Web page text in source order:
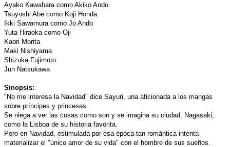
Ayako Kawahara como Akiko Ando
Tsuyoshi Abe como Koji Honda
Ikki Sawamura como Jo Ando
Yuta Hiraoka como Oji
Kaori Morita
Maki Nishiyama
Shizuka Fujimoto
Jun Natsukawa
Sinopsis:
"No me interesa la Navidad" dice Sayuri, una aficionada a los mangas
sobre príncipes y princesas.
Se niega a ver las cosas como son y se imagina su ciudad, Nagasaki,
como la Lisboa de su historia favorita.
Pero en Navidad, estimulada por esa época tan romántica intenta
materializar el "único amor de su vida" con el hombre de sus sueños.